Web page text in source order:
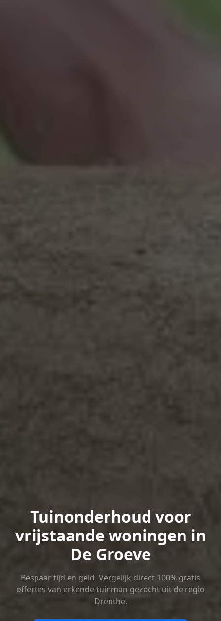
Tuinonderhoud voor
vrijstaande woningen in
De Groeve
Bespaar tijd en geld. Vergelijk direct 100% gratis
offertes van erkende tuinman gezocht uit de regio
Drenthe.